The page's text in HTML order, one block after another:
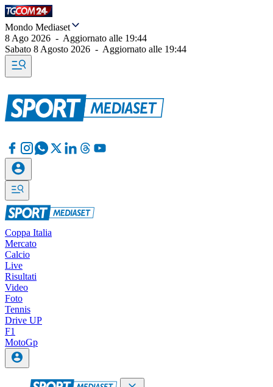
Mondo Mediaset
8 Ago 2026 - Aggiornato alle 19:44
Sabato 8 Agosto 2026 - Aggiornato alle 19:44
Coppa Italia
Mercato
Calcio
Live
Risultati
Video
Foto
Tennis
Drive UP
F1
MotoGp